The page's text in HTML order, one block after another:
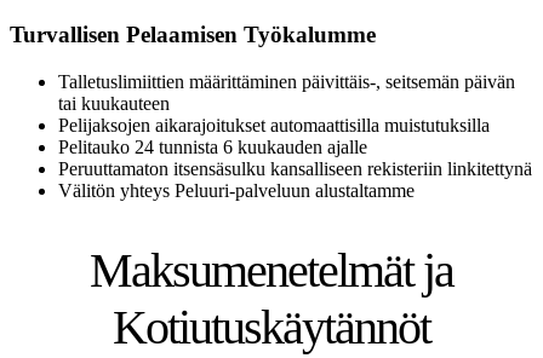
Turvallisen Pelaamisen Työkalumme
Talletuslimiittien määrittäminen päivittäis-, seitsemän päivän
tai kuukauteen
Pelijaksojen aikarajoitukset automaattisilla muistutuksilla
Pelitauko 24 tunnista 6 kuukauden ajalle
Peruuttamaton itsensäsulku kansalliseen rekisteriin linkitettynä
Välitön yhteys Peluuri-palveluun alustaltamme
Maksumenetelmät ja
Kotiutuskäytännöt